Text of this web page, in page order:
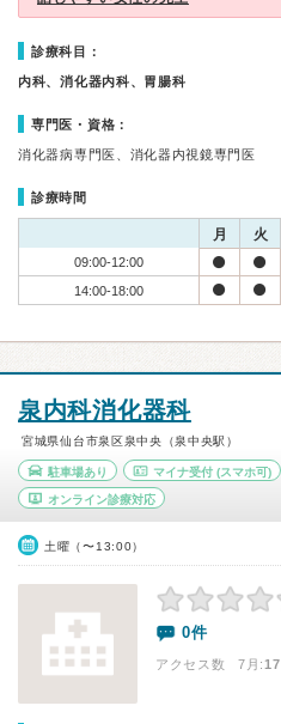
診療科目：
内科、消化器内科、胃腸科
専門医・資格：
消化器病専門医、消化器内視鏡専門医
診療時間
月 火
09:00-12:00
14:00-18:00
泉内科消化器科
宮城県仙台市泉区泉中央（泉中央駅）
駐車場あり マイナ受付(スマホ可)
オンライン診療対応
土曜（〜13:00）
0件
アクセス数 7月:17